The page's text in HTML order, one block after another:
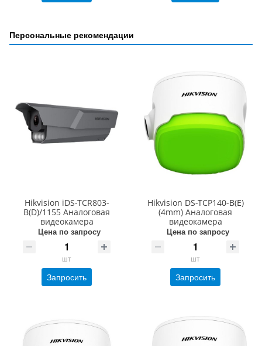
Персональные рекомендации
Hikvision iDS-TCR803-
B(D)/1155 Аналоговая
видеокамера
Цена по запросу
шт
Запросить
Hikvision DS-TCP140-B(E)
(4mm) Аналоговая
видеокамера
Цена по запросу
шт
Запросить